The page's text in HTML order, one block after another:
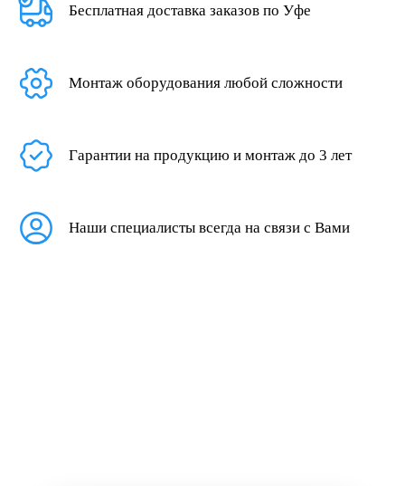
Бесплатная доставка заказов по Уфе
Монтаж оборудования любой сложности
Гарантии на продукцию и монтаж до 3 лет
Наши специалисты всегда на связи с Вами